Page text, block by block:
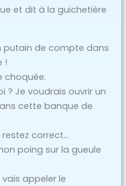
et dit à la guichetière
putain de compte dans
!
choquée.
? Je voudrais ouvrir un
cette banque de
restez correct…
poing sur la gueule
vais appeler le